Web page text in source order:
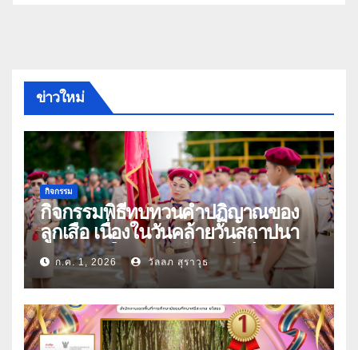
ข่าวใหม่
กิจกรรม
กิจกรรมพิธีทบทวนคำปฏิญาณของ
ลูกเสือ เนื่องในวันคล้ายวันสถาปนา
คณะลูกเสือแห่งชาติ ประจำปี 2569
ก.ค. 1, 2026 วัลลภ สุราวุธ